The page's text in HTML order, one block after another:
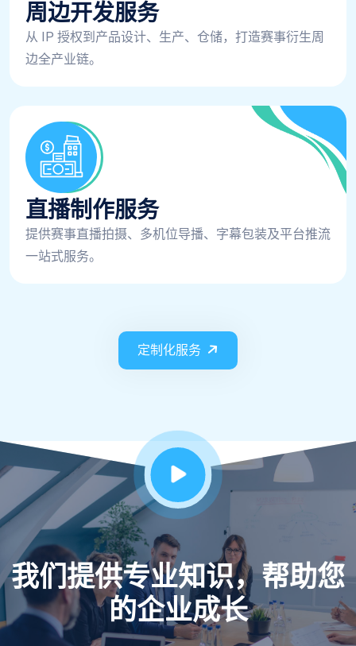
周边开发服务
从 IP 授权到产品设计、生产、仓储，打造赛事衍生周
边全产业链。
直播制作服务
提供赛事直播拍摄、多机位导播、字幕包装及平台推流
一站式服务。
定制化服务
我们提供专业知识，帮助您
的企业成长